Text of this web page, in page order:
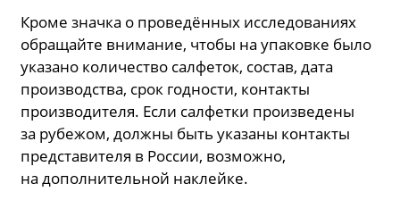
Кроме значка о проведённых исследованиях
обращайте внимание, чтобы на упаковке было
указано количество салфеток, состав, дата
производства, срок годности, контакты
производителя. Если салфетки произведены
за рубежом, должны быть указаны контакты
представителя в России, возможно,
на дополнительной наклейке.